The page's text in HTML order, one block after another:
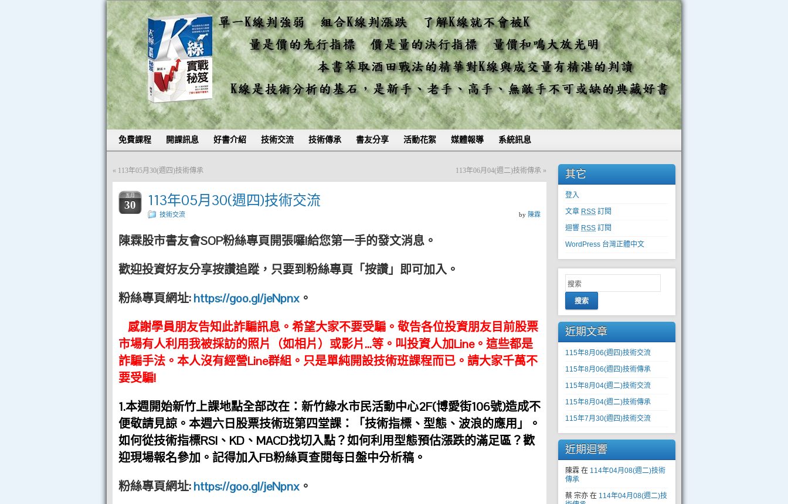
免費課程 開課訊息 好書介紹 技術交流 技術傳承 書友分享 活動花絮 媒體報導 系統訊息
« 113年05月30(週四)技術傳承 113年06月04(週二)技術傳承 »
五月
30 113年05月30(週四)技術交流
技術交流 by 陳霖
陳霖股市書友會SOP粉絲專頁開張囉!給您第一手的發文消息。
歡迎投資好友分享按讚追蹤，只要到粉絲專頁「按讚」即可加入。
粉絲專頁網址:https://goo.gl/jeNpnx 。
感謝學員朋友告知此詐騙訊息。希望大家不要受騙。 敬告各位投資朋友目前股票
市場有人利用我被採訪的照片（如相片）或影片…等。叫投資人加Line。這些都是
詐騙手法。本人沒有經營Line群組。只是單純開設技術班課程而已。請大家千萬不
要受騙!
1.本週開始新竹上課地點全部改在：新竹綠水市民活動中心2F(博愛街106號)造成不
便敬請見諒。本週六日股票技術班第四堂課：「技術指標、型態、波浪的應用」。
如何從技術指標RSI、KD、MACD找切入點？如何利用型態預估漲跌的滿足區？歡
迎現場報名參加。記得加入FB粉絲頁查閱每日盤中分析稿。
粉絲專頁網址:https://goo.gl/jeNpnx 。
其它
登入
文章 RSS 訂閱
迴響 RSS 訂閱
WordPress 台灣正體中文
搜索
近期文章
115年8月06(週四)技術交流
115年8月06(週四)技術傳承
115年8月04(週二)技術交流
115年8月04(週二)技術傳承
115年7月30(週四)技術交流
近期迴響
陳霖 在 114年04月08(週二)技術
傳承
蔡 宗亦 在 114年04月08(週二)技